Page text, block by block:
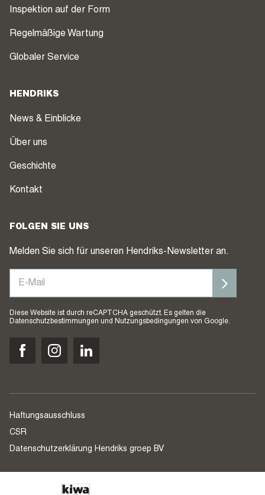
Inspektion auf der Form
Regelmäßige Wartung
Globaler Service
HENDRIKS
News & Einblicke
Über uns
Geschichte
Kontakt
FOLGEN SIE UNS
Melden Sie sich für unseren Hendriks-Newsletter an.
Diese Website ist durch reCAPTCHA geschützt. Es gelten die
Datenschutzbestimmungen und Nutzungsbedingungen von Google.
Haftungsausschluss
CSR
Datenschutzerklärung Hendriks groep BV